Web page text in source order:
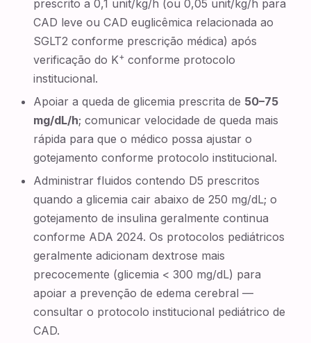
prescrito a 0,1 unit/kg/h (ou 0,05 unit/kg/h para
CAD leve ou CAD euglicêmica relacionada ao
SGLT2 conforme prescrição médica) após
verificação do K+ conforme protocolo
institucional.
Apoiar a queda de glicemia prescrita de 50–75
mg/dL/h; comunicar velocidade de queda mais
rápida para que o médico possa ajustar o
gotejamento conforme protocolo institucional.
Administrar fluidos contendo D5 prescritos
quando a glicemia cair abaixo de 250 mg/dL; o
gotejamento de insulina geralmente continua
conforme ADA 2024. Os protocolos pediátricos
geralmente adicionam dextrose mais
precocemente (glicemia < 300 mg/dL) para
apoiar a prevenção de edema cerebral —
consultar o protocolo institucional pediátrico de
CAD.